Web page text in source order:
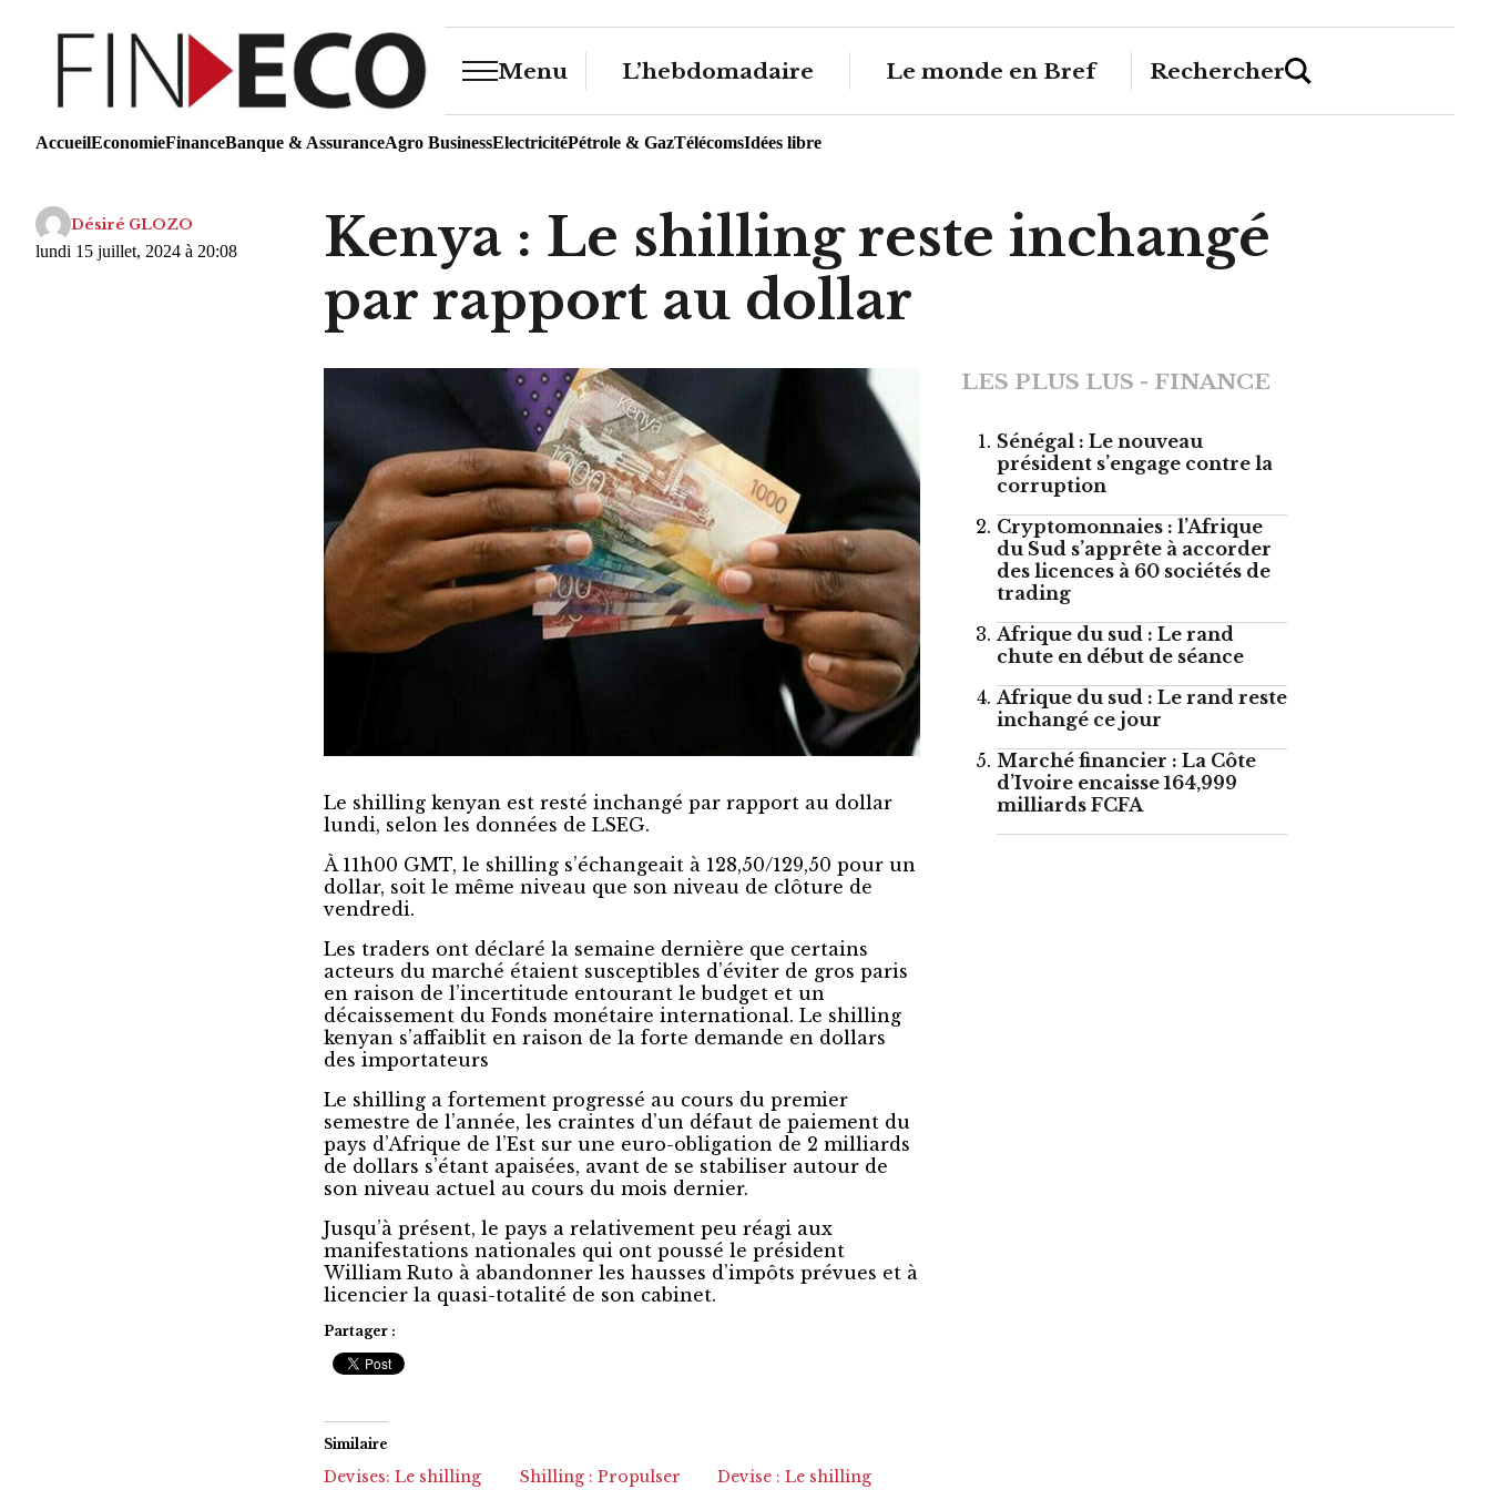
Menu L’hebdomadaire Le monde en Bref Rechercher
AccueilEconomieFinanceBanque & AssuranceAgro BusinessElectricitéPétrole & GazTélécomsIdées libre
Désiré GLOZO
lundi 15 juillet, 2024 à 20:08
Kenya : Le shilling reste inchangé
par rapport au dollar
Le shilling kenyan est resté inchangé par rapport au dollar
lundi, selon les données de LSEG.
À 11h00 GMT, le shilling s’échangeait à 128,50/129,50 pour un
dollar, soit le même niveau que son niveau de clôture de
vendredi.
Les traders ont déclaré la semaine dernière que certains
acteurs du marché étaient susceptibles d’éviter de gros paris
en raison de l’incertitude entourant le budget et un
décaissement du Fonds monétaire international. Le shilling
kenyan s’affaiblit en raison de la forte demande en dollars
des importateurs
Le shilling a fortement progressé au cours du premier
semestre de l’année, les craintes d’un défaut de paiement du
pays d’Afrique de l’Est sur une euro-obligation de 2 milliards
de dollars s’étant apaisées, avant de se stabiliser autour de
son niveau actuel au cours du mois dernier.
Jusqu’à présent, le pays a relativement peu réagi aux
manifestations nationales qui ont poussé le président
William Ruto à abandonner les hausses d’impôts prévues et à
licencier la quasi-totalité de son cabinet.
Partager :
Similaire
Devises: Le shilling
Shilling : Propulser
Devise : Le shilling
LES PLUS LUS - FINANCE
Sénégal : Le nouveau
président s’engage contre la
corruption
Cryptomonnaies : l’Afrique
du Sud s’apprête à accorder
des licences à 60 sociétés de
trading
Afrique du sud : Le rand
chute en début de séance
Afrique du sud : Le rand reste
inchangé ce jour
Marché financier : La Côte
d’Ivoire encaisse 164,999
milliards FCFA